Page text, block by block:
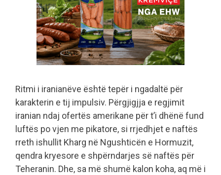
Ritmi i iranianëve është tepër i ngadaltë për
karakterin e tij impulsiv. Përgjigjja e regjimit
iranian ndaj ofertës amerikane për t’i dhënë fund
luftës po vjen me pikatore, si rrjedhjet e naftës
rreth ishullit Kharg në Ngushticën e Hormuzit,
qendra kryesore e shpërndarjes së naftës për
Teheranin. Dhe, sa më shumë kalon koha, aq më i